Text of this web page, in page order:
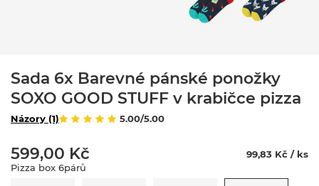
Sada 6x Barevné pánské ponožky
SOXO GOOD STUFF v krabičce pizza
5.00/5.00
Názory (1)
599,00 Kč
99,83 Kč / ks
Pizza box 6párů